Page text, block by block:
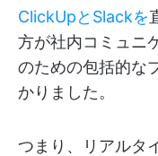
ClickUpとSlackを
方が社内コミュニ
のための包括的な
かりました。
つまり、リアルタ